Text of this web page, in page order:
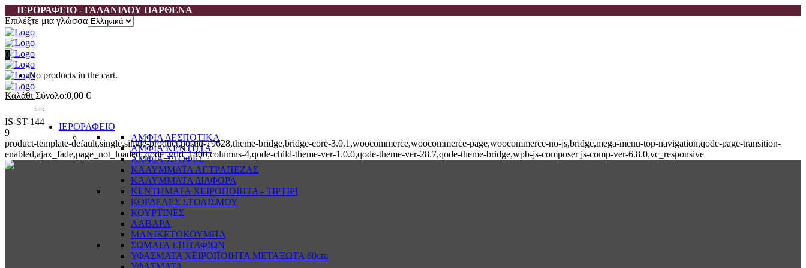
ΙΕΡΟΡΑΦΕΙΟ - ΓΑΛΑΝΙΔΟΥ ΠΑΡΘΕΝΑ
Επιλέξτε μια γλώσσα
0
No products in the cart.
Καλάθι Σύνολο:0,00 €
ΙΕΡΟΡΑΦΕΙΟ
ΑΜΦΙΑ ΔΕΣΠΟΤΙΚΑ
ΑΜΦΙΑ ΚΕΝΤΗΤΑ
ΑΜΦΙΑ-ΣΤΟΦΕΣ
ΚΑΛΥΜΜΑΤΑ ΑΓ.ΤΡΑΠΕΖΑΣ
ΚΑΛΥΜΜΑΤΑ ΔΙΑΦΟΡΑ
ΚΕΝΤΗΜΑΤΑ ΧΕΙΡΟΠΟΙΗΤΑ - ΤΙΡΤΙΡΙ
ΚΟΡΔΕΛΕΣ ΣΤΟΛΙΣΜΟΥ
ΚΟΥΡΤΙΝΕΣ
ΛΑΒΑΡΑ
ΜΑΝΙΚΕΤΟΚΟΥΜΠΑ
ΣΩΜΑΤΑ ΕΠΙΤΑΦΙΩΝ
ΥΦΑΣΜΑΤΑ ΧΕΙΡΟΠΟΙΗΤΑ ΜΕΤΑΞΩΤΑ 60cm
IS-ST-144
9
product-template-default,single,single-product,postid-19628,theme-bridge,bridge-core-3.0.1,woocommerce,woocommerce-page,woocommerce-no-js,bridge,mega-menu-top-navigation,qode-page-transition-
enabled,ajax_fade,page_not_loaded,,qode_grid_1400,columns-4,qode-child-theme-ver-1.0.0,qode-theme-ver-28.7,qode-theme-bridge,wpb-js-composer js-comp-ver-6.8.0,vc_responsive